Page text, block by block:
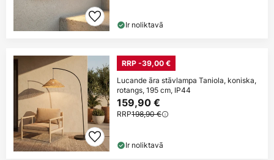
Ir noliktavā
RRP -39,00 €
Lucande āra stāvlampa Taniola, koniska,
rotangs, 195 cm, IP44
159,90 €
RRP198,90 €
Ir noliktavā